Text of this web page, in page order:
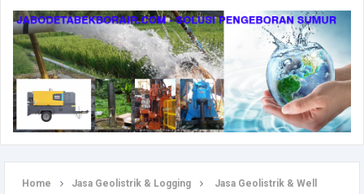
Home Jasa Geolistrik & Logging
Jasa Geolistrik & Well